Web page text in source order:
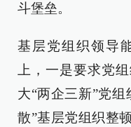
斗堡垒。
基层党组织领导
上，一是要求党
大“两企三新”党
散”基层党组织整